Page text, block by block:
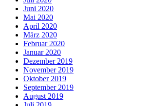
Juni 2020
Mai 2020
April 2020
März 2020
Februar 2020
Januar 2020
Dezember 2019
November 2019
Oktober 2019
September 2019
August 2019